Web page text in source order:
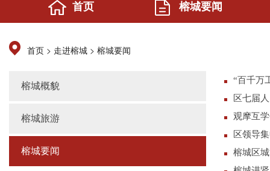
首页 榕城要闻
首页 > 走进榕城 > 榕城要闻
榕城概貌
榕城旅游
榕城要闻
“百千万
区七届
观摩互
区领导
榕城区